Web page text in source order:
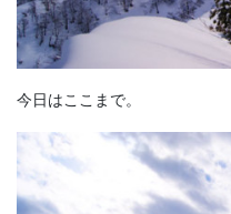
今日はここまで。